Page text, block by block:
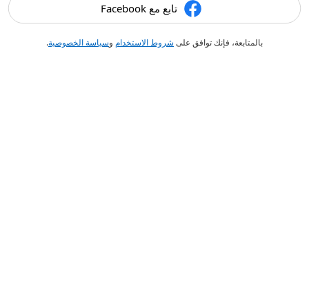
تابع مع Facebook
بالمتابعة، فإنك توافق على شروط الاستخدام وسياسة الخصوصية.